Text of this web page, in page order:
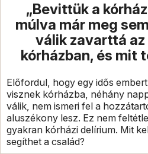
„Bevittük a
múlva már meg
válik zavarttá
kórházban, és mit
Előfordul, hogy egy idős
visznek kórházba, néhány
válik, nem ismeri fel a
aluszékony lesz. Ez nem
gyakran kórházi delírium. Mit
segíthet a család?